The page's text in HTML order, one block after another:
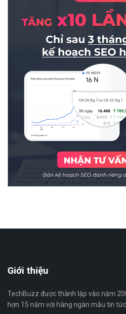
Giới thiệu
TechBuzz được thành lập vào năm
hơn 15 năm với hàng ngàn mẫu tin